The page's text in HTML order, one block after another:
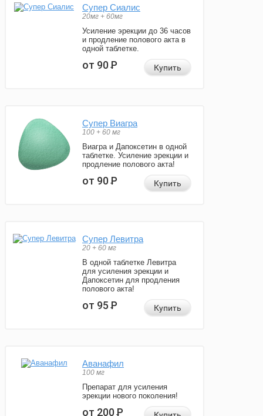
Супер Сиалис
20мг + 60мг
Усиление эрекции до 36 часов
и продление полового акта в
одной таблетке.
от 90Р Купить
Супер Виагра
100 + 60 мг
Виагра и Дапоксетин в одной
таблетке. Усиление эрекции и
продление полового акта!
от 90Р Купить
Супер Левитра
20 + 60 мг
В одной таблетке Левитра
для усиления эрекции и
Дапоксетин для продления
полового акта!
от 95Р Купить
Аванафил
100 мг
Препарат для усиления
эрекции нового поколения!
от 200Р